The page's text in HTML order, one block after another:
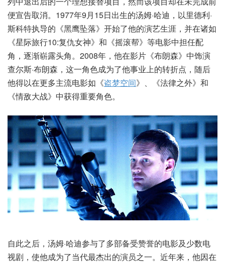
便宣告取消。1977年9月15日出生的汤姆·哈迪，以里德利·
斯科特执导的《黑鹰坠落》开始了他的演艺生涯，并在诸如
《星际旅行10:复仇女神》和《摇滚帮》等电影中担任配
角，逐渐崭露头角。2008年，他在影片《布朗森》中饰演
查尔斯·布朗森，这一角色成为了他事业上的转折点，随后
他得以在更多主流电影如《盗梦空间》、《法律之外》和
《情敌大战》中获得重要角色。
自此之后，汤姆·哈迪参与了多部备受赞誉的电影及少数电
视剧，使他成为了当代最杰出的演员之一。近年来，他因在